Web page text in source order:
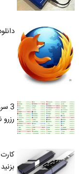
3
بزنید